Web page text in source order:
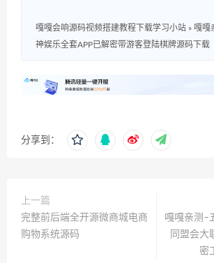
嘎嘎会响源码视频搭建教程下载学习小站 » 嘎嘎
神娱乐全套APP已解密带游客登陆棋牌源码下载
分享到：
上一篇
完整前后端全开源微商城电商
购物系统源码
嘎嘎亲测–
同盟会大
密